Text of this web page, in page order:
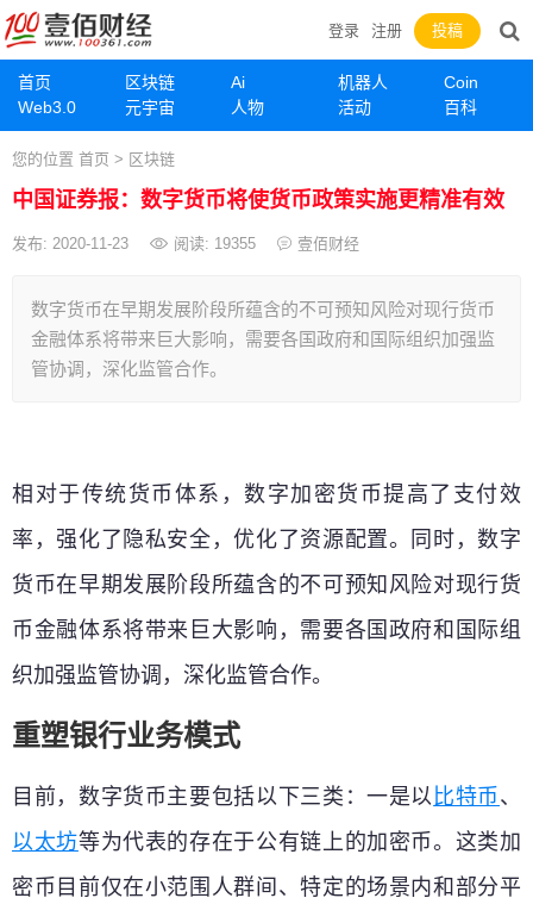
首页 区块链 Ai 机器人
Coin
Web3.0
元宇宙 人物 活动 百科
登录 注册 投稿
您的位置 首页 > 区块链
中国证券报：数字货币将使货币政策实施更精准有效
发布: 2020-11-23 阅读: 19355 壹佰财经
数字货币在早期发展阶段所蕴含的不可预知风险对现行货币
金融体系将带来巨大影响，需要各国政府和国际组织加强监
管协调，深化监管合作。
相对于传统货币体系，数字加密货币提高了支付效
率，强化了隐私安全，优化了资源配置。同时，数字
货币在早期发展阶段所蕴含的不可预知风险对现行货
币金融体系将带来巨大影响，需要各国政府和国际组
织加强监管协调，深化监管合作。
重塑银行业务模式
目前，数字货币主要包括以下三类：一是以比特币、
以太坊等为代表的存在于公有链上的加密币。这类加
密币目前仅在小范围人群间、特定的场景内和部分平